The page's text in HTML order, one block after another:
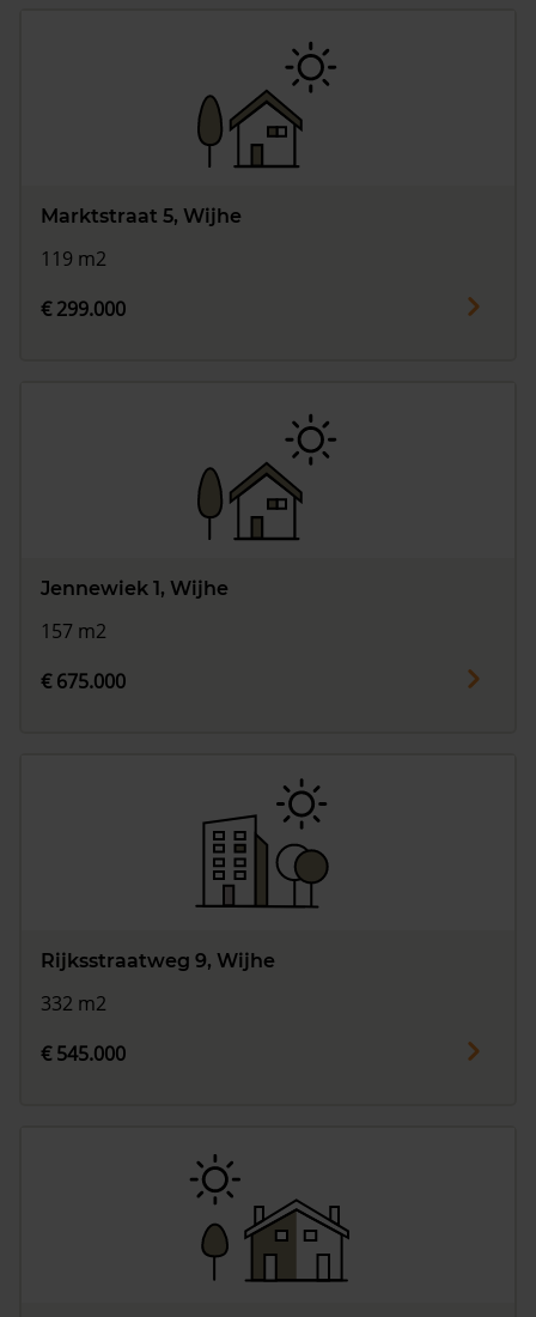
Marktstraat 5, Wijhe
119 m2
€ 299.000
Jennewiek 1, Wijhe
157 m2
€ 675.000
Rijksstraatweg 9, Wijhe
332 m2
€ 545.000